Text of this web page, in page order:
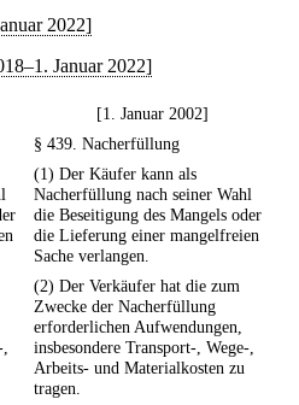
2022]
Januar 2022]
[1. Januar 2002]
§ 439. Nacherfüllung
(1) Der Käufer kann als
Nacherfüllung nach seiner Wahl
die Beseitigung des Mangels oder
die Lieferung einer mangelfreien
Sache verlangen.
,
(2) Der Verkäufer hat die zum
Zwecke der Nacherfüllung
erforderlichen Aufwendungen,
insbesondere Transport-, Wege-,
Arbeits- und Materialkosten zu
tragen.